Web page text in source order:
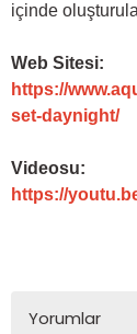
içinde
Web Sitesi:
https://
set-daynight/
Videosu:
https://
Yorumlar